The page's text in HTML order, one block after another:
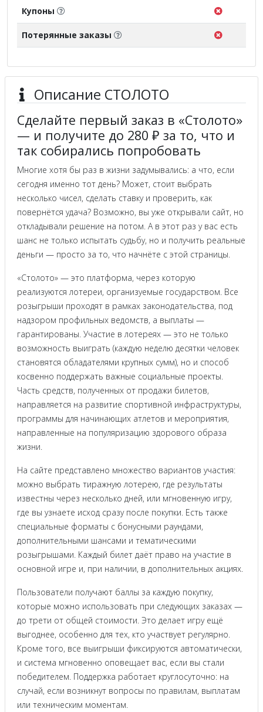
Купоны
Потерянные заказы
Описание СТОЛОТО
Сделайте первый заказ в «Столото»
— и получите до 280 ₽ за то, что и
так собирались попробовать
Многие хотя бы раз в жизни задумывались: а что, если
сегодня именно тот день? Может, стоит выбрать
несколько чисел, сделать ставку и проверить, как
повернётся удача? Возможно, вы уже открывали сайт, но
откладывали решение на потом. А в этот раз у вас есть
шанс не только испытать судьбу, но и получить реальные
деньги — просто за то, что начнёте с этой страницы.
«Столото» — это платформа, через которую
реализуются лотереи, организуемые государством. Все
розыгрыши проходят в рамках законодательства, под
надзором профильных ведомств, а выплаты —
гарантированы. Участие в лотереях — это не только
возможность выиграть (каждую неделю десятки человек
становятся обладателями крупных сумм), но и способ
косвенно поддержать важные социальные проекты.
Часть средств, полученных от продажи билетов,
направляется на развитие спортивной инфраструктуры,
программы для начинающих атлетов и мероприятия,
направленные на популяризацию здорового образа
жизни.
На сайте представлено множество вариантов участия:
можно выбрать тиражную лотерею, где результаты
известны через несколько дней, или мгновенную игру,
где вы узнаете исход сразу после покупки. Есть также
специальные форматы с бонусными раундами,
дополнительными шансами и тематическими
розыгрышами. Каждый билет даёт право на участие в
основной игре и, при наличии, в дополнительных акциях.
Пользователи получают баллы за каждую покупку,
которые можно использовать при следующих заказах —
до трети от общей стоимости. Это делает игру ещё
выгоднее, особенно для тех, кто участвует регулярно.
Кроме того, все выигрыши фиксируются автоматически,
и система мгновенно оповещает вас, если вы стали
победителем. Поддержка работает круглосуточно: на
случай, если возникнут вопросы по правилам, выплатам
или техническим моментам.